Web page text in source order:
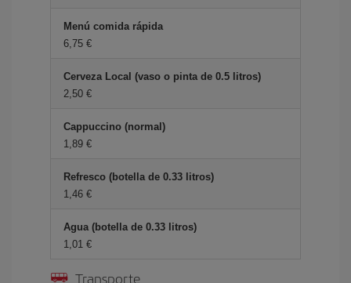
Menú comida rápida
6,75 €
Cerveza Local (vaso o pinta de 0.5 litros)
2,50 €
Cappuccino (normal)
1,89 €
Refresco (botella de 0.33 litros)
1,46 €
Agua (botella de 0.33 litros)
1,01 €
Transporte